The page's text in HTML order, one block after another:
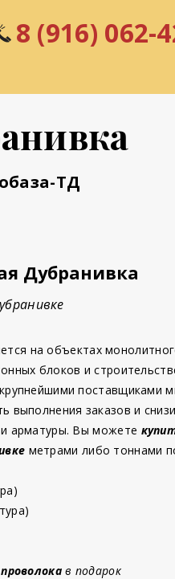
8 (916) 062-
ТД
Дубранивка
на объектах
блоков и
поставщиками
выполнения заказов и
арматуры. Вы можете
метрами либо тоннами
в подарок